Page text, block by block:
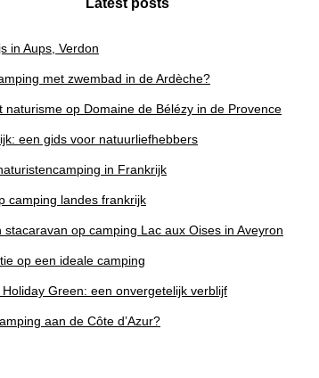
Latest posts
in Aups, Verdon
met zwembad in de Ardèche?
op Domaine de Bélézy in de Provence
een gids voor natuurliefhebbers
in Frankrijk
camping landes frankrijk
op camping Lac aux Oises in Aveyron
op een ideale camping
Green: een onvergetelijk verblijf
aan de Côte d’Azur?